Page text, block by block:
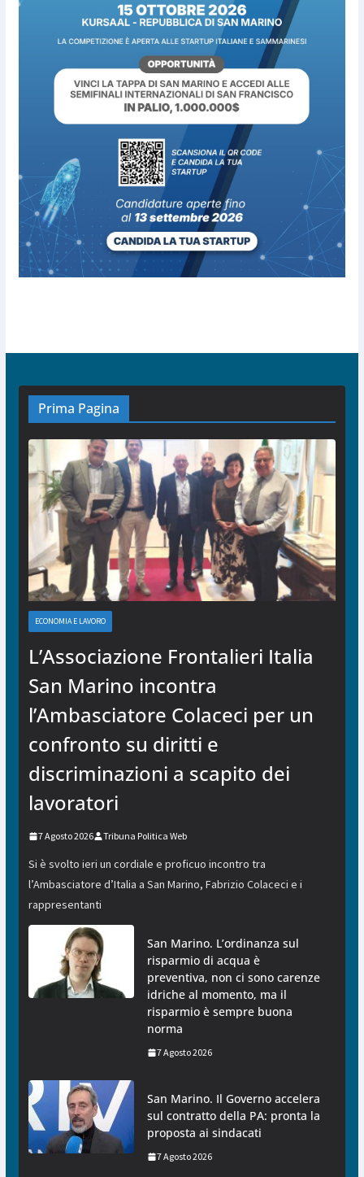
Prima Pagina
ECONOMIA E LAVORO
L’Associazione Frontalieri Italia
San Marino incontra
l’Ambasciatore Colaceci per un
confronto su diritti e
discriminazioni a scapito dei
lavoratori
7 Agosto 2026 Tribuna Politica Web
Si è svolto ieri un cordiale e proficuo incontro tra
l’Ambasciatore d’Italia a San Marino, Fabrizio Colaceci e i
rappresentanti
San Marino. L’ordinanza sul
risparmio di acqua è
preventiva, non ci sono carenze
idriche al momento, ma il
risparmio è sempre buona
norma
7 Agosto 2026
San Marino. Il Governo accelera
sul contratto della PA: pronta la
proposta ai sindacati
7 Agosto 2026